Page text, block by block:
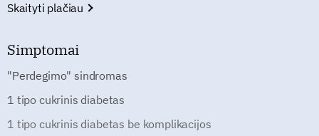
Skaityti plačiau
Simptomai
"Perdegimo" sindromas
1 tipo cukrinis diabetas
1 tipo cukrinis diabetas be komplikacijos